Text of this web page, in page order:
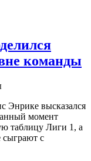
команды
Энрике высказался
момент
таблицу Лиги 1, а
с